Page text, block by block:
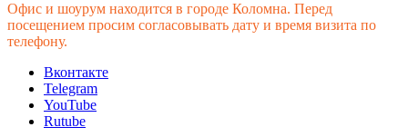
Офис и шоурум находится в городе Коломна. Перед
посещением просим согласовывать дату и время визита по
телефону.
Вконтакте
Telegram
YouTube
Rutube